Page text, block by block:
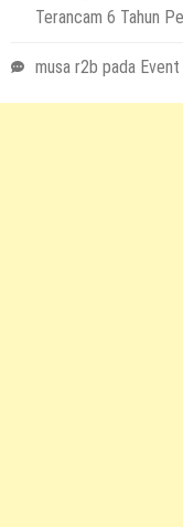
Terancam 6 Tahun
musa r2b pada